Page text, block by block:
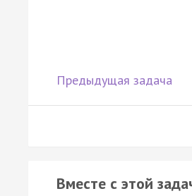
Предыдущая задача
Вместе с этой